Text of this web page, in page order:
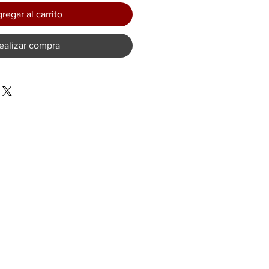
al carrito
compra